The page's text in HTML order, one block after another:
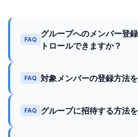
FAQ
グループへのメンバー登
トロールできますか？
FAQ 対象メンバーの登録方法
FAQ グループに招待する方法